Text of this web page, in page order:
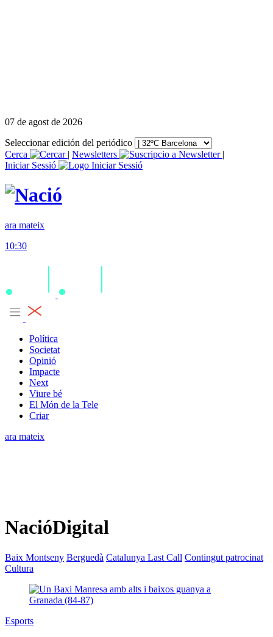
07 de agost de 2026
Seleccionar edición del periódico
Cerca
| Newsletters
|
Iniciar Sessió
ara mateix
10:30
Política
Societat
Opinió
Impacte
Next
Viure bé
El Món de la Tele
Criar
ara mateix
NacióDigital
Baix Montseny Berguedà Catalunya Last Call Contingut patrocinat
Cultura
Esports